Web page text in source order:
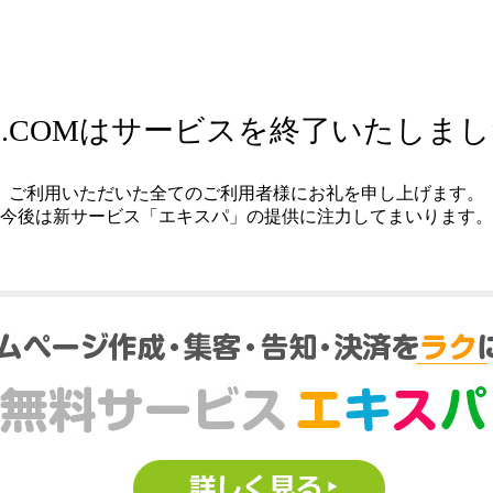
はサービスを終了いたしま
ご利用いただいた全てのご利用者様にお礼を申し上げます。
今後は新サービス「エキスパ」の提供に注力してまいります。